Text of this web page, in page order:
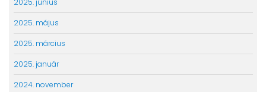
2025. május
2025. március
2025. január
2024. november